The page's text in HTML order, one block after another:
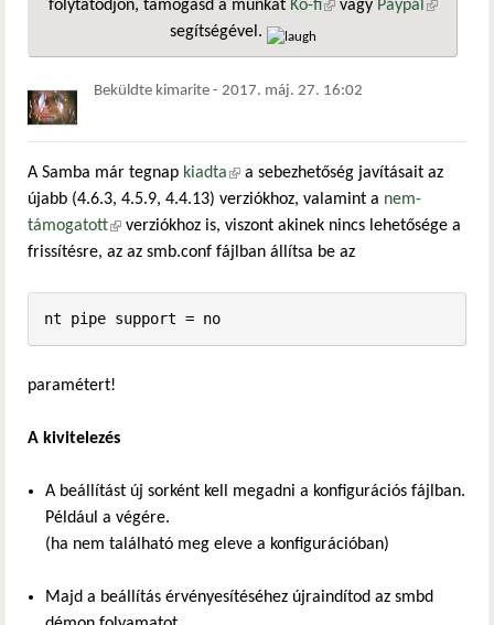
folytatódjon, támogasd a munkát Ko-fi(külső hivatkozás)
vagy Paypal
segítségével.
Beküldte kimarite - 2017. máj. 27. 16:02
A Samba már tegnap kiadta(külső hivatkozás)
a sebezhetőség javításait az
újabb (4.6.3, 4.5.9, 4.4.13) verziókhoz, valamint a nem-
támogatott(külső hivatkozás)
verziókhoz is, viszont akinek nincs lehetősége a
frissítésre, az az smb.conf fájlban állítsa be az
nt pipe support = no
paramétert!
A kivitelezés
A beállítást új sorként kell megadni a konfigurációs fájlban.
Például a végére.
(ha nem található meg eleve a konfigurációban)
Majd a beállítás érvényesítéséhez újraindítod az smbd